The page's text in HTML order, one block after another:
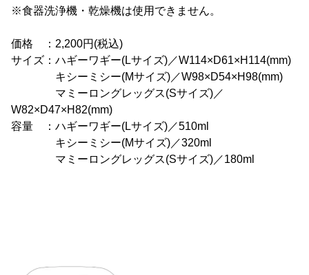
※食器洗浄機・乾燥機は使用できません。
価格 ：2,200円(税込)
サイズ：ハギーワギー(Lサイズ)／W114×D61×H114(mm)
キシーミシー(Mサイズ)／W98×D54×H98(mm)
マミーロングレッグス(Sサイズ)／
W82×D47×H82(mm)
容量 ：ハギーワギー(Lサイズ)／510ml
キシーミシー(Mサイズ)／320ml
マミーロングレッグス(Sサイズ)／180ml